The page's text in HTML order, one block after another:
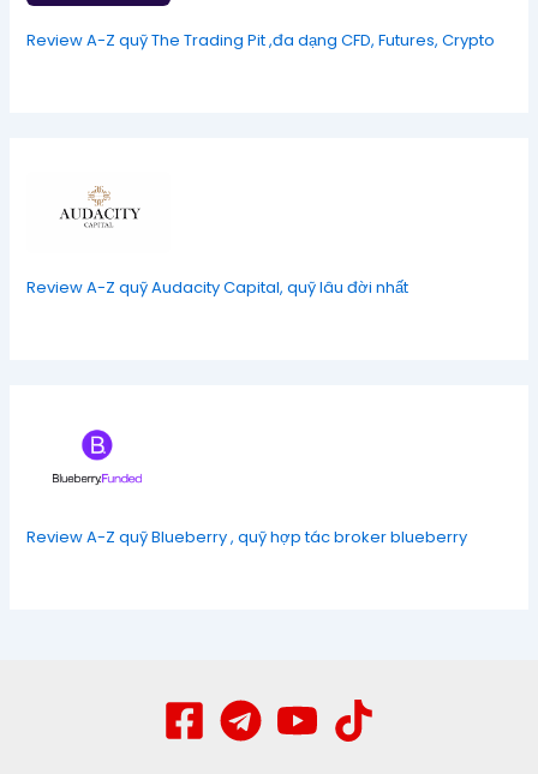
Review A-Z quỹ The Trading Pit ,đa dạng CFD, Futures, Crypto
Review A-Z quỹ Audacity Capital, quỹ lâu đời nhất
Review A-Z quỹ Blueberry , quỹ hợp tác broker blueberry